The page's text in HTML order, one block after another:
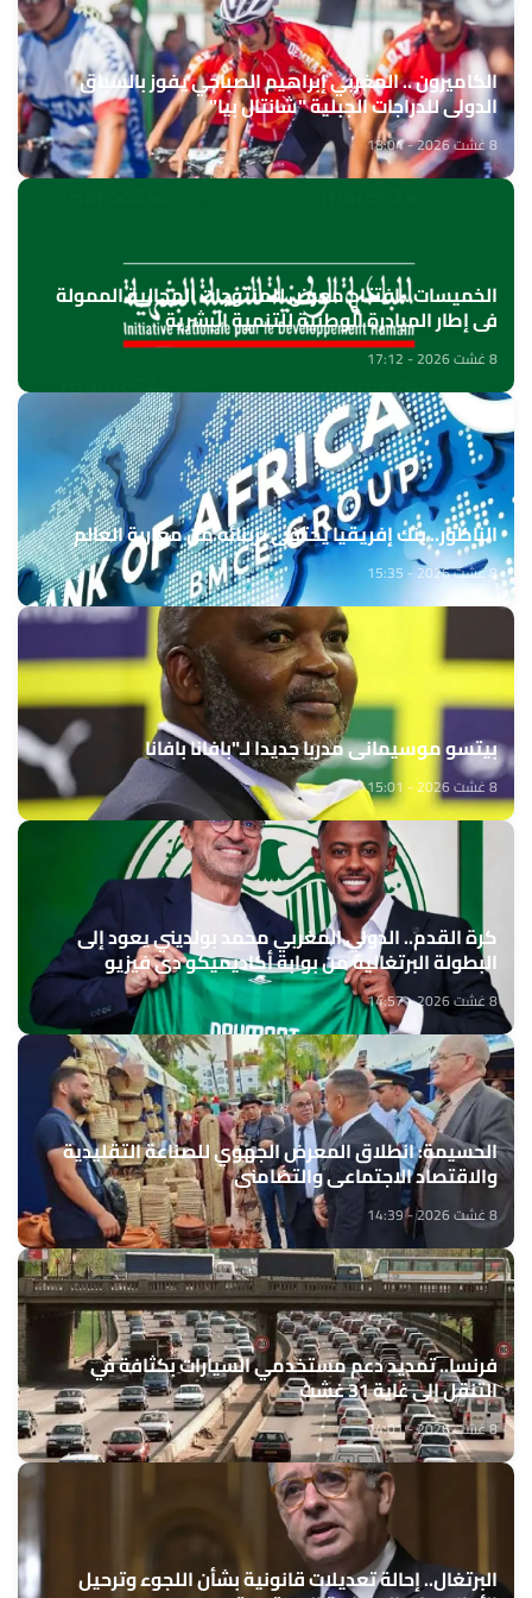
الكاميرون .. المغربي إبراهيم الصباحي يفوز بالسباق
الدولي للدراجات الجبلية "شانتال بيا"
8 غشت 2026 - 18:04
الخميسات ..افتتاح معرض للمنتوجات المجالية الممولة
في إطار المبادرة الوطنية للتنمية البشرية
8 غشت 2026 - 17:12
الناظور.. بنك إفريقيا يحتفي بزبنائه من مغاربة العالم
8 غشت 2026 - 15:35
بيتسو موسيماني مدربا جديدا لـ"بافانا بافانا
8 غشت 2026 - 15:01
كرة القدم.. الدولي المغربي محمد بولديني يعود إلى
البطولة البرتغالية من بوابة أكاديميكو دي فيزيو
8 غشت 2026 - 14:57
الحسيمة: انطلاق المعرض الجهوي للصناعة التقليدية
والاقتصاد الاجتماعي والتضامني
8 غشت 2026 - 14:39
فرنسا.. تمديد دعم مستخدمي السيارات بكثافة في
التنقل إلى غاية 31 غشت
8 غشت 2026 - 14:01
البرتغال.. إحالة تعديلات قانونية بشأن اللجوء وترحيل